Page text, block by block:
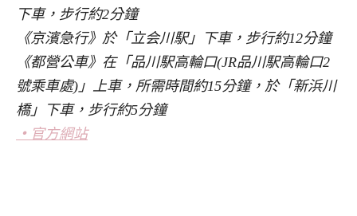
下車，步行約2分鐘
《京濱急行》於「立会川駅」下車，步行約12分鐘
《都營公車》在「品川駅高輪口(JR品川駅高輪口2
號乘車處)」上車，所需時間約15分鐘，於「新浜川
橋」下車，步行約5分鐘
・ 官方網站